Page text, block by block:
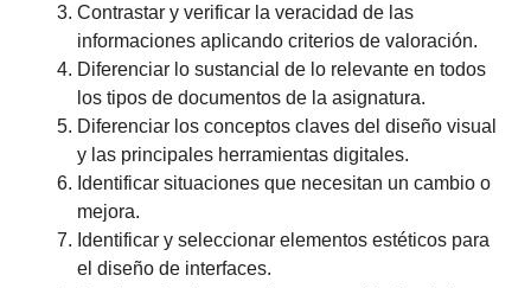
Contrastar y verificar la veracidad de las
informaciones aplicando criterios de valoración.
Diferenciar lo sustancial de lo relevante en todos
los tipos de documentos de la asignatura.
Diferenciar los conceptos claves del diseño visual
y las principales herramientas digitales.
Identificar situaciones que necesitan un cambio o
mejora.
Identificar y seleccionar elementos estéticos para
el diseño de interfaces.